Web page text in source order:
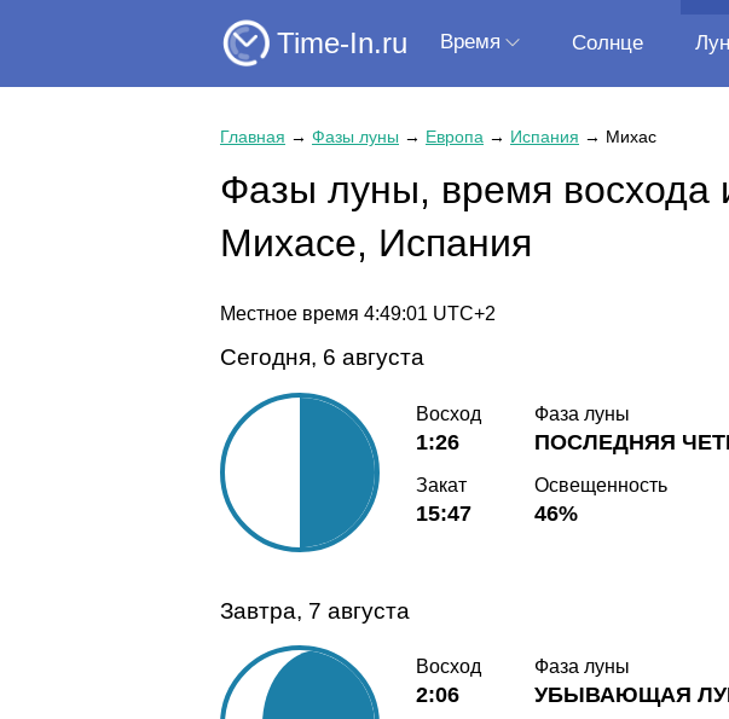
Time-In.ru Время Солнце
Главная → Фазы луны → Европа → Испания → Михас
Фазы луны, время восхода
Михасе, Испания
Местное время 4:49:01 UTC+2
Сегодня, 6 августа
Восход
1:26
Закат
15:47
Фаза луны
ПОСЛЕДНЯЯ
Освещенность
46%
Завтра, 7 августа
Восход
2:06
Фаза луны
УБЫВАЮЩАЯ